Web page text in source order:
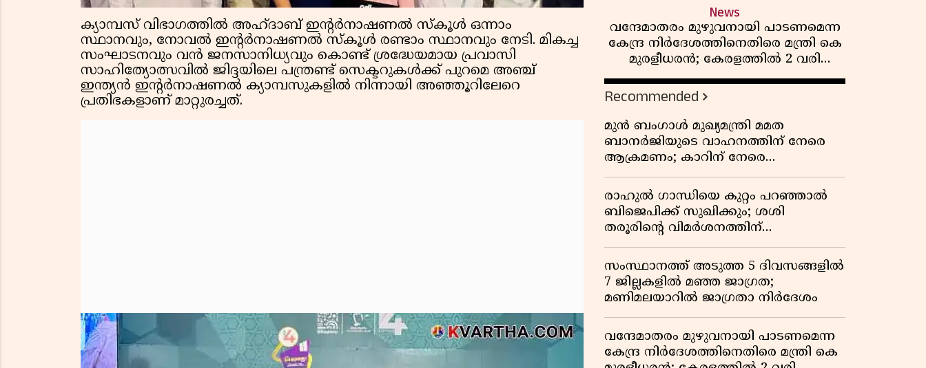
ക്യാമ്പസ് വിഭാഗത്തിൽ അഹ്ദാബ് ഇന്റർനാഷണൽ സ്കൂൾ ഒന്നാം
സ്ഥാനവും, നോവൽ ഇന്റർനാഷണൽ സ്കൂൾ രണ്ടാം സ്ഥാനവും നേടി. മികച്ച
സംഘാടനവും വൻ ജനസാനിധ്യവും കൊണ്ട് ശ്രദ്ധേയമായ പ്രവാസി
സാഹിത്യോത്സവില്‍ ജിദ്ദയിലെ പന്ത്രണ്ട് സെക്ടറുകള്‍ക്ക് പുറമെ അഞ്ച്
ഇന്ത്യൻ ഇന്‍റര്‍നാഷണല്‍ ക്യാമ്പസുകളില്‍ നിന്നായി അഞ്ഞൂറിലേറെ
പ്രതിഭകളാണ് മാറ്റുരച്ചത്.
News
വന്ദേമാതരം മുഴുവനായി പാടണമെന്ന
കേന്ദ്ര നിർദേശത്തിനെതിരെ മന്ത്രി കെ
മുരളീധരൻ; കേരളത്തിൽ 2 വരി
മാത്രമേ ഉണ്ടാകൂ എന്ന് പ്രതികരണം
Recommended
മുൻ ബംഗാൾ മുഖ്യമന്ത്രി മമത
ബാനർജിയുടെ വാഹനത്തിന് നേരെ
ആക്രമണം; കാറിന് നേരെ
പാഞ്ഞുകയറി അക്രമികൾ
രാഹുൽ ഗാന്ധിയെ കുറ്റം പറഞ്ഞാൽ
ബിജെപിക്ക് സുഖിക്കും; ശശി
തരൂരിന്റെ വിമർശനത്തിന്
മറുപടിയുമായി കെ സി
വേണുഗോപാൽ
സംസ്ഥാനത്ത് അടുത്ത 5 ദിവസങ്ങളിൽ
7 ജില്ലകളിൽ മഞ്ഞ ജാഗ്രത;
മണിമലയാറിൽ ജാഗ്രതാ നിർദേശം
വന്ദേമാതരം മുഴുവനായി പാടണമെന്ന
കേന്ദ്ര നിർദേശത്തിനെതിരെ മന്ത്രി കെ